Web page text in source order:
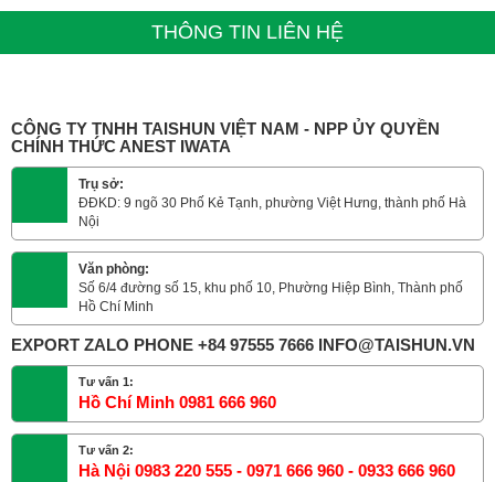
THÔNG TIN LIÊN HỆ
CÔNG TY TNHH TAISHUN VIỆT NAM - NPP ỦY QUYỀN
CHÍNH THỨC ANEST IWATA
Trụ sở:
ĐĐKD: 9 ngõ 30 Phố Kẻ Tạnh, phường Việt Hưng, thành phố Hà
Nội
Văn phòng:
Số 6/4 đường số 15, khu phố 10, Phường Hiệp Bình, Thành phố
Hồ Chí Minh
EXPORT ZALO PHONE +84 97555 7666 INFO@TAISHUN.VN
Tư vấn 1:
Hồ Chí Minh 0981 666 960
Tư vấn 2:
Hà Nội 0983 220 555 - 0971 666 960 - 0933 666 960